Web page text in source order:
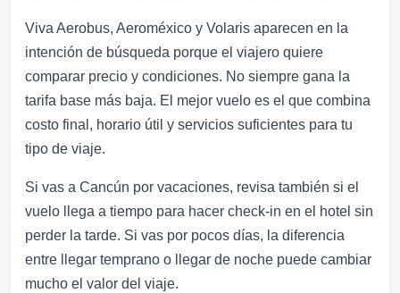
Viva Aerobus, Aeroméxico y Volaris aparecen en la
intención de búsqueda porque el viajero quiere
comparar precio y condiciones. No siempre gana la
tarifa base más baja. El mejor vuelo es el que combina
costo final, horario útil y servicios suficientes para tu
tipo de viaje.
Si vas a Cancún por vacaciones, revisa también si el
vuelo llega a tiempo para hacer check-in en el hotel sin
perder la tarde. Si vas por pocos días, la diferencia
entre llegar temprano o llegar de noche puede cambiar
mucho el valor del viaje.